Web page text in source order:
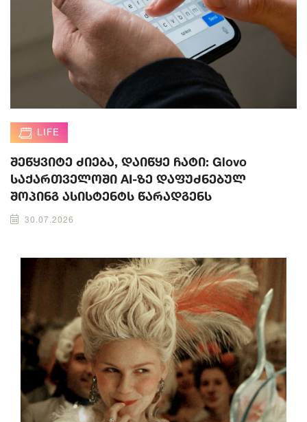
LIFE
შეწყვიტე ძიება, დაიწყე ჩატი: Glovo
საქართველოში AI-ზე დაფუძნებულ
შოპინგ ასისტენტს წარადგენს
30.07.2026